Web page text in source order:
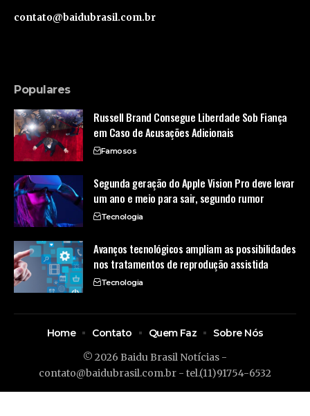
contato@baidubrasil.com.br
Populares
Russell Brand Consegue Liberdade Sob Fiança
em Caso de Acusações Adicionais
Famosos
Segunda geração do Apple Vision Pro deve levar
um ano e meio para sair, segundo rumor
Tecnologia
Avanços tecnológicos ampliam as possibilidades
nos tratamentos de reprodução assistida
Tecnologia
© 2026 Baidu Brasil Notícias -
contato@baidubrasil.com.br - tel.(11)91754-6532
Home Contato Quem Faz Sobre Nós